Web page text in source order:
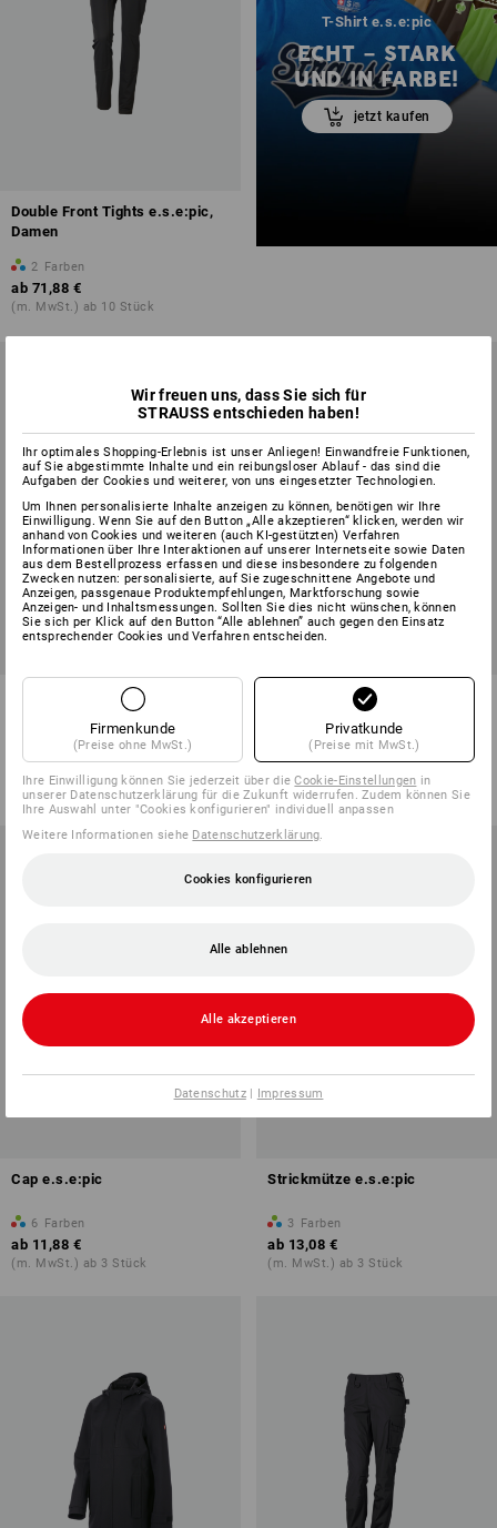
Double Front Tights e.s.e:pic,
Damen
2 Farben
ab 71,88 €
(m. MwSt.) ab 10 Stück
T-Shirt e.s.e:pic
ECHT – STARK
UND IN FARBE!
jetzt kaufen
T-Shirt e.s.e:pic, Damen
Farben
ab 16,68 €
(m. MwSt.) ab 10 Stück
Faserpelz Kapuzenjacke
e.s.e:pic, Damen
Farben
ab 59,88 €
(m. MwSt.) ab 10 Stück
Cap e.s.e:pic
6 Farben
ab 11,88 €
(m. MwSt.) ab 3 Stück
Strickmütze e.s.e:pic
3 Farben
ab 13,08 €
(m. MwSt.) ab 3 Stück
Wir freuen uns, dass Sie sich für
STRAUSS entschieden haben!
Ihr optimales Shopping-Erlebnis ist unser Anliegen! Einwandfreie Funktionen,
auf Sie abgestimmte Inhalte und ein reibungsloser Ablauf - das sind die
Aufgaben der Cookies und weiterer, von uns eingesetzter Technologien.
Um Ihnen personalisierte Inhalte anzeigen zu können, benötigen wir Ihre
Einwilligung. Wenn Sie auf den Button „Alle akzeptieren“ klicken, werden wir
anhand von Cookies und weiteren (auch KI-gestützten) Verfahren
Informationen über Ihre Interaktionen auf unserer Internetseite sowie Daten
aus dem Bestellprozess erfassen und diese insbesondere zu folgenden
Zwecken nutzen: personalisierte, auf Sie zugeschnittene Angebote und
Anzeigen, passgenaue Produktempfehlungen, Marktforschung sowie
Anzeigen- und Inhaltsmessungen. Sollten Sie dies nicht wünschen, können
Sie sich per Klick auf den Button “Alle ablehnen” auch gegen den Einsatz
entsprechender Cookies und Verfahren entscheiden.
Firmenkunde
(Preise ohne MwSt.)
Privatkunde
(Preise mit MwSt.)
Ihre Einwilligung können Sie jederzeit über dieCookie-Einstellungen in
unserer Datenschutzerklärung für die Zukunft widerrufen. Zudem können Sie
Ihre Auswahl unter "Cookies konfigurieren" individuell anpassen
Weitere Informationen siehe Datenschutzerklärung
Cookies konfigurieren
Alle ablehnen
Alle akzeptieren
Datenschutz| Impressum